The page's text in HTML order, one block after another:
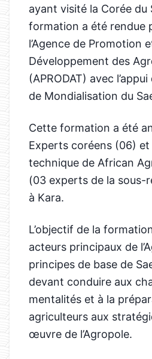
ayant visité la Corée du
formation a été rendue
l’Agence de Promotion
Développement des
(APRODAT) avec
de Mondialisation du
Cette formation a été
Experts coréens (06) et
technique de African
(03 experts de la sous-
à Kara.
L’objectif de la
acteurs principaux de
principes de base de
devant conduire aux
mentalités et à la
agriculteurs aux
œuvre de l’Agropole.